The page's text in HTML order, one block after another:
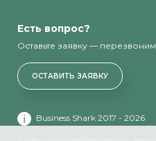
Есть вопрос?
Оставьте заявку — перезвоним
ОСТАВИТЬ ЗАЯВКУ
Business Shark 2017 - 2026